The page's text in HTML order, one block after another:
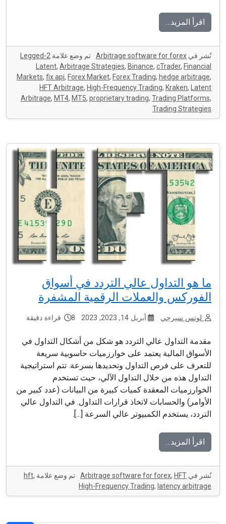
اقرأ المزيد…
نُشر في Arbitrage software for forex تم وضع علامة
2-Legged
Latent, Arbitrage Strategies, Binance, cTrader, Financial
Markets, fix api, Forex Market, Forex Trading, hedge arbitrage,
HFT Arbitrage, High-Frequency Trading, Kraken, Latent
Arbitrage, MT4, MT5, proprietary trading, Trading Platforms,
Trading Strategies
ما هو التداول عالي التردد في أسواق
الفوركس والعملات الرقمية المشفرة
لوتس سيرجي أبريل 14, 2023, 2023 8 قراءة دقيقة
مقدمة التداول عالي التردد هو شكل من أشكال التداول في
الأسواق المالية يعتمد على خوارزميات حاسوبية سريعة
للتعرف على فرص التداول وتحديدها بسرعة. تتم استراتيجية
التداول هذه من خلال التداول الآلي، حيث تستخدم
الخوارزميات المعقدة كميات كبيرة من البيانات (عدد كبير من
الأوامر) والحسابات لاتخاذ قرارات التداول. في التداول عالي
التردد، يستخدم الكمبيوتر عالي السرعة [...].
اقرأ المزيد…
نُشر في Arbitrage software for forex, HFT تم وضع علامة hft,
High-Frequency Trading, latency arbitrage